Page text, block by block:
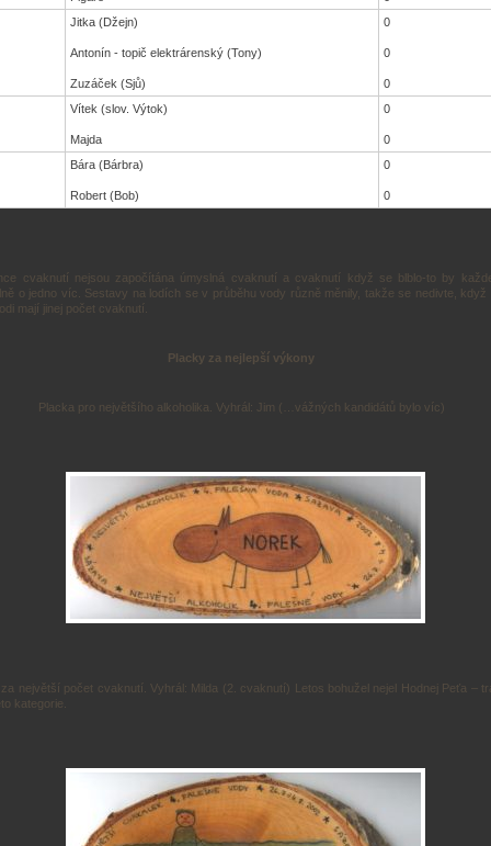
Jitka (Džejn)
Antonín - topič elektrárenský (Tony)
Zuzáček (Sjů)
0
0
0
Vítek (slov. Výtok)
Majda
0
0
Bára (Bárbra)
Robert (Bob)
0
0
cvaknutí nejsou započítána úmyslná cvaknutí a cvaknutí když se blblo-to by
o jedno víc. Sestavy na lodích se v průběhu vody různě měnily, takže se nedivte, když
mají jinej počet cvaknutí.
Placky za nejlepší výkony
Placka pro největšího alkoholika. Vyhrál: Jim (…vážných kandidátů bylo víc)
za největší počet cvaknutí. Vyhrál: Milda (2. cvaknutí) Letos bohužel nejel Hodnej Peťa –
kategorie.